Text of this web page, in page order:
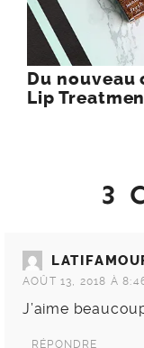
Du nouveau
Lip
3
AOÛT 13, 2018 À
J’aime
RÉPONDRE